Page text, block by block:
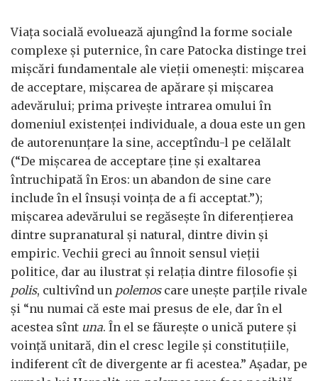
Viața socială evoluează ajungînd la forme sociale
complexe și puternice, în care Patocka distinge trei
mișcări fundamentale ale vieții omenești: mișcarea
de acceptare, mișcarea de apărare și mișcarea
adevărului; prima privește intrarea omului în
domeniul existenței individuale, a doua este un gen
de autorenunțare la sine, acceptîndu-l pe celălalt
(“De mișcarea de acceptare ține și exaltarea
întruchipată în Eros: un abandon de sine care
include în el însuși voința de a fi acceptat.”);
mișcarea adevărului se regăsește în diferențierea
dintre supranatural și natural, dintre divin și
empiric. Vechii greci au înnoit sensul vieții
politice, dar au ilustrat și relația dintre filosofie și
polis, cultivînd un polemoscare unește parțile rivale
și “nu numai că este mai presus de ele, dar în el
acestea sînt una. În el se făurește o unică putere și
voință unitară, din el cresc legile și constituțiile,
indiferent cît de divergente ar fi acestea.” Așadar, pe